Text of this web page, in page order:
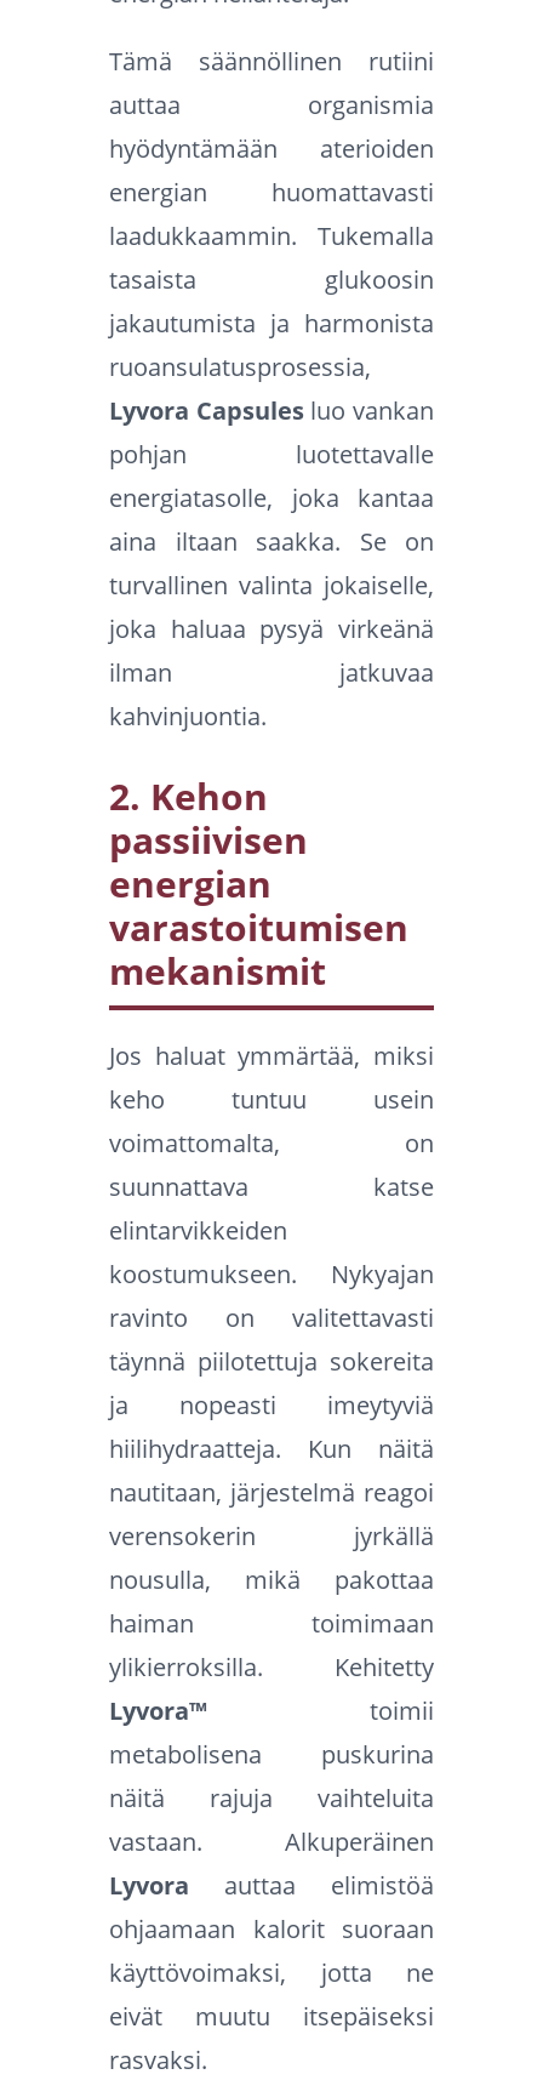
Tämä säännöllinen rutiini
auttaa organismia
hyödyntämään aterioiden
energian huomattavasti
laadukkaammin. Tukemalla
tasaista glukoosin
jakautumista ja harmonista
ruoansulatusprosessia,
Lyvora Capsulesluo vankan
pohjan luotettavalle
energiatasolle, joka kantaa
aina iltaan saakka. Se on
turvallinen valinta jokaiselle,
joka haluaa pysyä virkeänä
ilman jatkuvaa
kahvinjuontia.
2. Kehon
passiivisen
energian
varastoitumisen
mekanismit
Jos haluat ymmärtää, miksi
keho tuntuu usein
voimattomalta, on
suunnattava katse
elintarvikkeiden
koostumukseen. Nykyajan
ravinto on valitettavasti
täynnä piilotettuja sokereita
ja nopeasti imeytyviä
hiilihydraatteja. Kun näitä
nautitaan, järjestelmä reagoi
verensokerin jyrkällä
nousulla, mikä pakottaa
haiman toimimaan
ylikierroksilla. Kehitetty
Lyvora™ toimii
metabolisena puskurina
näitä rajuja vaihteluita
vastaan. Alkuperäinen
Lyvora auttaa elimistöä
ohjaamaan kalorit suoraan
käyttövoimaksi, jotta ne
eivät muutu itsepäiseksi
rasvaksi.